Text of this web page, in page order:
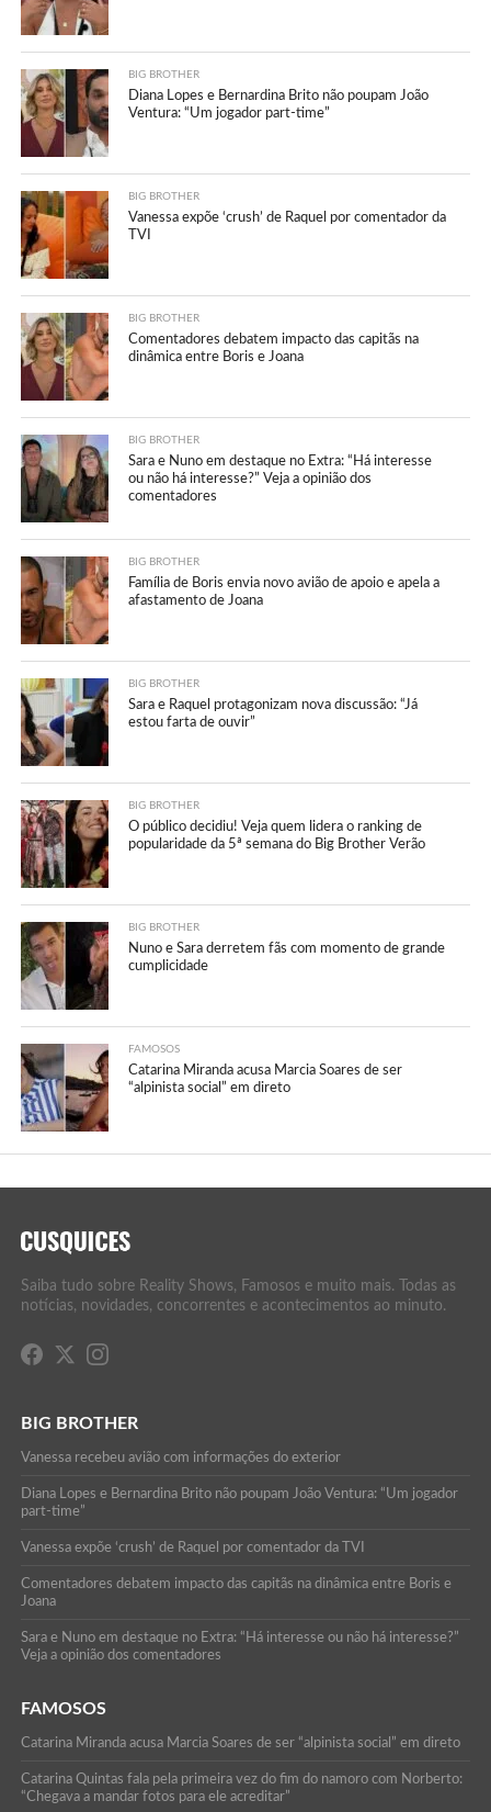
BIG BROTHER
Diana Lopes e Bernardina Brito não poupam João
Ventura: “Um jogador part-time”
BIG BROTHER
Vanessa expõe ‘crush’ de Raquel por comentador da
TVI
BIG BROTHER
Comentadores debatem impacto das capitãs na
dinâmica entre Boris e Joana
BIG BROTHER
Sara e Nuno em destaque no Extra: “Há interesse
ou não há interesse?” Veja a opinião dos
comentadores
BIG BROTHER
Família de Boris envia novo avião de apoio e apela a
afastamento de Joana
BIG BROTHER
Sara e Raquel protagonizam nova discussão: “Já
estou farta de ouvir”
BIG BROTHER
O público decidiu! Veja quem lidera o ranking de
popularidade da 5ª semana do Big Brother Verão
BIG BROTHER
Nuno e Sara derretem fãs com momento de grande
cumplicidade
FAMOSOS
Catarina Miranda acusa Marcia Soares de ser
“alpinista social” em direto
Saiba tudo sobre Reality Shows, Famosos e muito mais. Todas as
notícias, novidades, concorrentes e acontecimentos ao minuto.
BIG BROTHER
Vanessa recebeu avião com informações do exterior
Diana Lopes e Bernardina Brito não poupam João Ventura: “Um jogador
part-time”
Vanessa expõe ‘crush’ de Raquel por comentador da TVI
Comentadores debatem impacto das capitãs na dinâmica entre Boris e
Joana
Sara e Nuno em destaque no Extra: “Há interesse ou não há interesse?”
Veja a opinião dos comentadores
FAMOSOS
Catarina Miranda acusa Marcia Soares de ser “alpinista social” em direto
Catarina Quintas fala pela primeira vez do fim do namoro com Norberto:
“Chegava a mandar fotos para ele acreditar”